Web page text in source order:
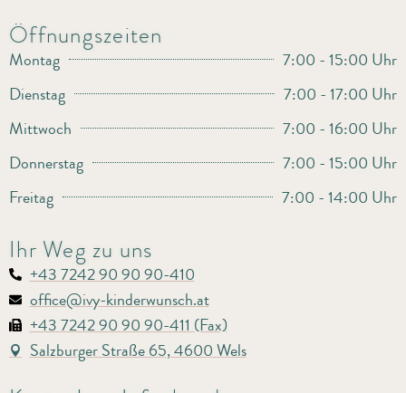
Öffnungszeiten
Montag
7:00 - 15:00 Uhr
Dienstag
7:00 - 17:00 Uhr
Mittwoch
7:00 - 16:00 Uhr
Donnerstag
7:00 - 15:00 Uhr
Freitag
7:00 - 14:00 Uhr
Ihr Weg zu uns
+43 7242 90 90 90-410
office@ivy-kinderwunsch.at
+43 7242 90 90 90-411 (Fax)
Salzburger Straße 65, 4600 Wels